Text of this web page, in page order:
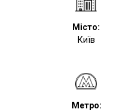
Метро:
Місто:
Київ